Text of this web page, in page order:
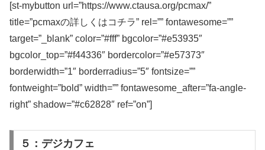
[st-mybutton url=”https://www.ctausa.org/pcmax/”
title=”pcmaxの詳しくはコチラ” rel=”” fontawesome=””
target=”_blank” color=”#fff” bgcolor=”#e53935″
bgcolor_top=”#f44336″ bordercolor=”#e57373″
borderwidth=”1″ borderradius=”5″ fontsize=””
fontweight=”bold” width=”” fontawesome_after=”fa-angle-
right” shadow=”#c62828″ ref=”on”]
５：デジカフェ